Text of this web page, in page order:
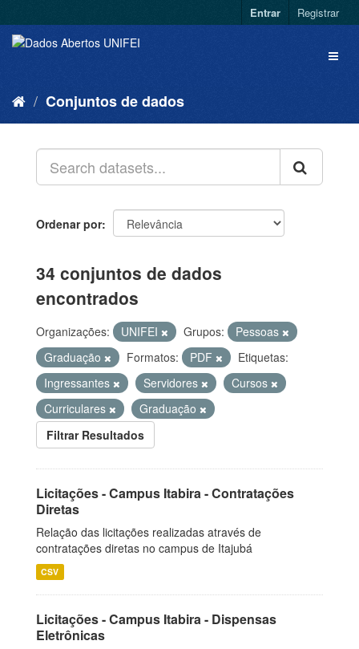
Entrar Registrar
Conjuntos de dados
Ordenar por
34 conjuntos de dados
encontrados
Organizações: UNIFEI Grupos:
Pessoas
Graduação
Formatos: PDF
Etiquetas:
Ingressantes
Servidores
Cursos
Curriculares
Graduação
Filtrar Resultados
Licitações - Campus Itabira - Contratações
Diretas
Relação das licitações realizadas através de
contratações diretas no campus de Itajubá
CSV
Licitações - Campus Itabira - Dispensas
Eletrônicas